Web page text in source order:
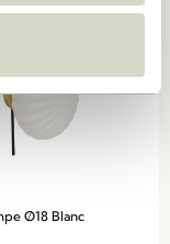
Ø18 Blanc